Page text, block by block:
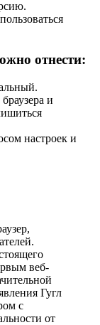
отнести:
и
настроек и
веб-
Гугл
с
от